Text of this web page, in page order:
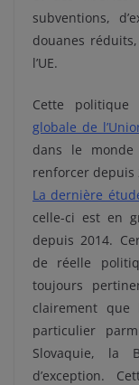
subventions,
douanes
l’UE.
Cette politique
globale de
dans le
renforcer depuis
La dernière
celle-ci est en
depuis 2014.
de réelle
toujours
clairement que
particulier
Slovaquie, la
d’exception.